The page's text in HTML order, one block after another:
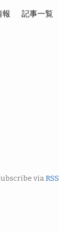
報 記事一覧
via RSS